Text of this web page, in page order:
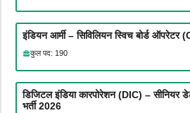
इंडियन आर्मी – सिविलियन स्विच बोर्ड ऑपरेटर
कुल पद: 190
डिजिटल इंडिया कारपोरेशन (DIC) – सीनियर
भर्ती 2026